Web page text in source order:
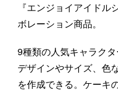
『エンジョイアイド
ボレーション商品。
9種類の人気キャラクタ
デザインやサイズ、色
を作成できる。ケーキ